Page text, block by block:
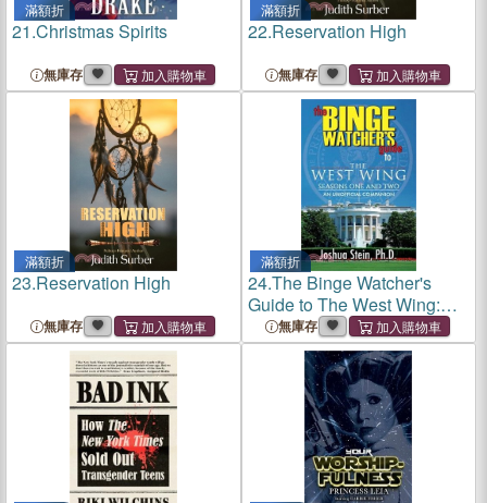
滿額折
21.Christmas Spirits
無庫存
滿額折
22.Reservation High
無庫存
滿額折
23.Reservation High
無庫存
滿額折
24.The Binge Watcher's
Guide to The West Wing:
Seasons One and Two
無庫存